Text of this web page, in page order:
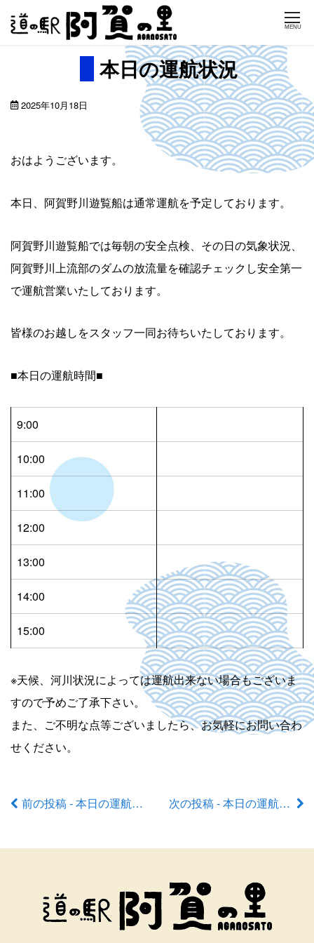
Skip
MENU
本日の運航状況
2025年10月18日
おはようございます。
本日、阿賀野川遊覧船は通常運航を予定しております。
阿賀野川遊覧船では毎朝の安全点検、その日の気象状況、
阿賀野川上流部のダムの放流量を確認チェックし安全第一
で運航営業いたしております。
皆様のお越しをスタッフ一同お待ちいたしております。
■本日の運航時間■
9:00
10:00
11:00
12:00
13:00
14:00
15:00
※天候、河川状況によっては運航出来ない場合もございま
すので予めご了承下さい。
また、ご不明な点等ございましたら、お気軽にお問い合わ
せください。
前前の投稿 - 本日の運航状況 次の投稿 - 本日の運航状況